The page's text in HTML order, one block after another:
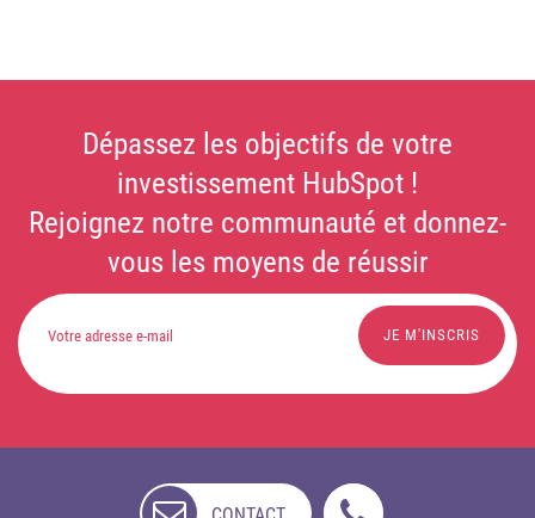
Dépassez les objectifs de votre
investissement HubSpot !
Rejoignez notre communauté et donnez-
vous les moyens de réussir